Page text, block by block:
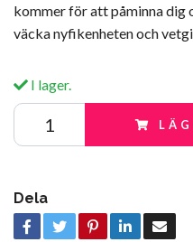
kommer för att påminna dig
väcka nyfikenheten och
I lager.
Dela